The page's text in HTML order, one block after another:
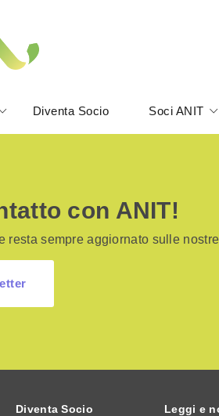
Diventa Socio Soci ANIT
con ANIT!
resta sempre aggiornato sulle
Diventa Socio
Leggi e